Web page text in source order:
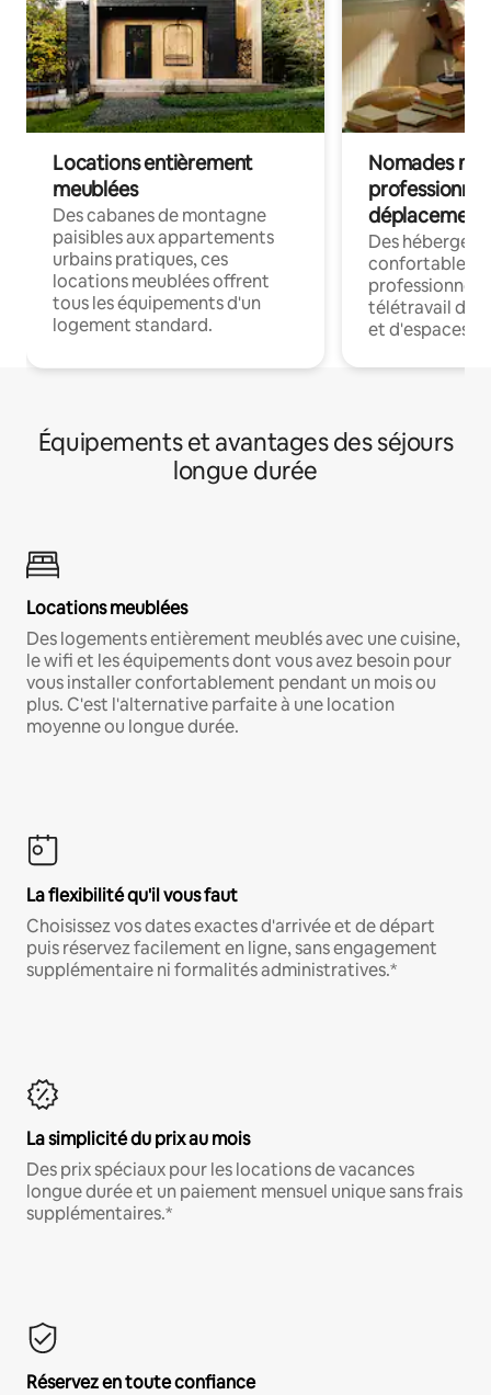
Locations entièrement
meublées
Des cabanes de montagne
paisibles aux appartements
urbains pratiques, ces
locations meublées offrent
tous les équipements d'un
logement standard.
Nomades
déplacement
Des
confortables
professionnels
télétravail
et d'espaces
Équipements et avantages des séjours
longue durée
Locations meublées
Des logements entièrement meublés avec une cuisine,
le wifi et les équipements dont vous avez besoin pour
vous installer confortablement pendant un mois ou
plus. C'est l'alternative parfaite à une location
moyenne ou longue durée.
La flexibilité qu'il vous faut
Choisissez vos dates exactes d'arrivée et de départ
puis réservez facilement en ligne, sans engagement
supplémentaire ni formalités administratives.*
La simplicité du prix au mois
Des prix spéciaux pour les locations de vacances
longue durée et un paiement mensuel unique sans frais
supplémentaires.*
Réservez en toute confiance